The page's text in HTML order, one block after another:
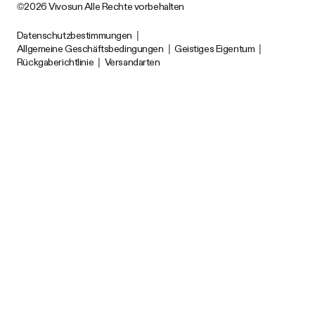
©2026 Vivosun Alle Rechte vorbehalten
Datenschutzbestimmungen |
Allgemeine Geschäftsbedingungen | Geistiges Eigentum |
Rückgaberichtlinie | Versandarten